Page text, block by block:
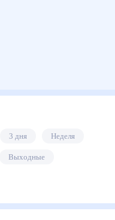
3 дня Неделя
Выходные